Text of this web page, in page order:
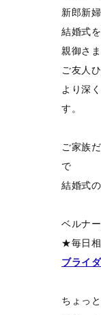
新郎新
結婚式
親御さ
ご友人
より深
す。
ご家族
で
結婚式
ベルナ
★毎日
ブライ
ちょっ